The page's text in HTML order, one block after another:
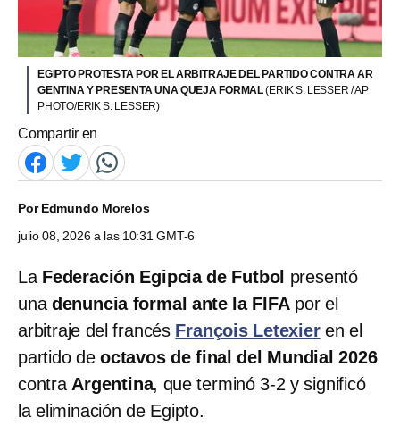
EGIPTO PROTESTA POR EL ARBITRAJE DEL PARTIDO CONTRA AR
GENTINA Y PRESENTA UNA QUEJA FORMAL(ERIK S. LESSER / AP
PHOTO/ERIK S. LESSER)
Compartir en
PorEdmundo Morelos
julio 08, 2026 a las 10:31 GMT-6
La Federación Egipcia de Futbol presentó
una denuncia formal ante la FIFApor el
arbitraje del francés François Letexieren el
partido deoctavos de final del Mundial 2026
contra Argentina, que terminó 3-2 y significó
la eliminación de Egipto.